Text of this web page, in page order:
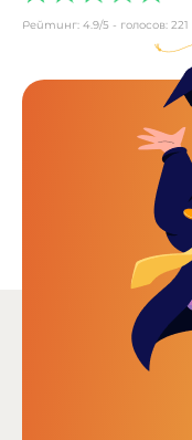
Рейтинг: 4.9/5 - голосов: 221